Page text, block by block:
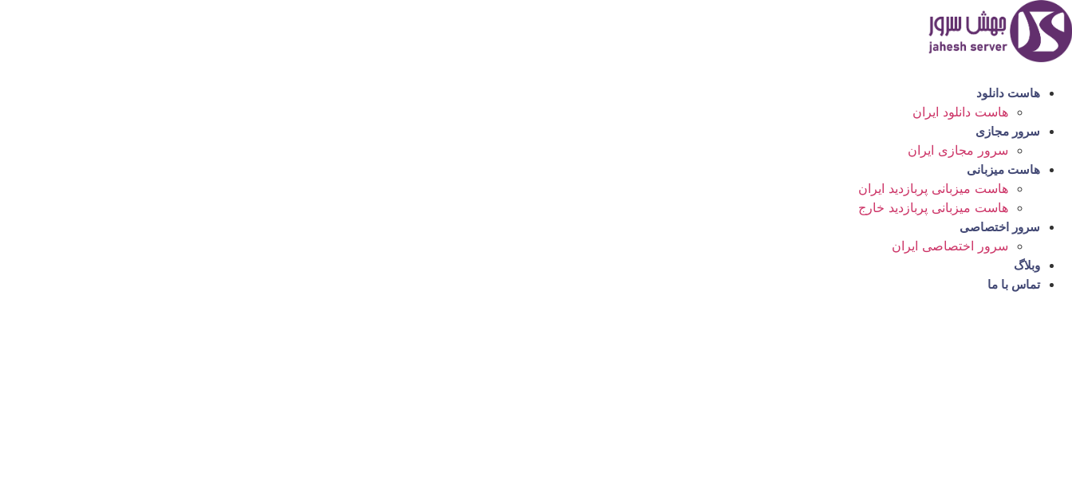
پرش
به
محتوا
هاست دانلود
هاست دانلود ایران
سرور مجازی
سرور مجازی ایران
هاست میزبانی
هاست میزبانی پربازدید ایران
هاست میزبانی پربازدید خارج
سرور اختصاصی
سرور اختصاصی ایران
وبلاگ
تماس با ما